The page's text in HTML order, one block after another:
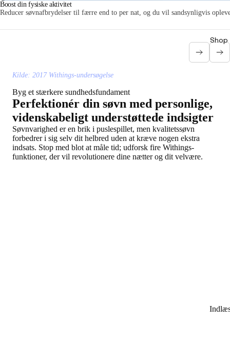
Shop
Boost din fysiske aktivitet
Reducer søvnafbrydelser til færre end to per nat, og du vil sandsynligvis
Kilde: 2017 Withings-undersøgelse
Byg et stærkere sundhedsfundament
Perfektionér din søvn med personlige,
videnskabeligt understøttede indsigter
Søvnvarighed er en brik i puslespillet, men kvalitetssøvn
forbedrer i sig selv dit helbred uden at kræve nogen ekstra
indsats. Stop med blot at måle tid; udforsk fire Withings-
funktioner, der vil revolutionere dine nætter og dit velvære.